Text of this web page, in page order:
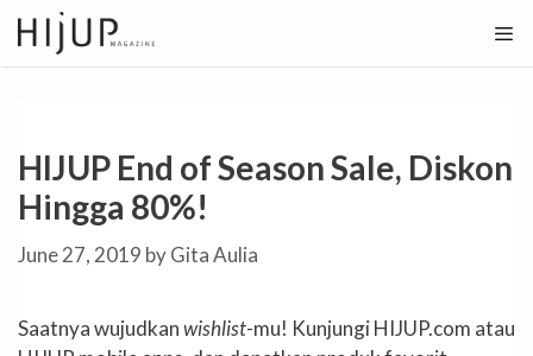
Skip
to
content
HIJUP End of Season Sale, Diskon
Hingga 80%!
June 27, 2019 byGita Aulia
Saatnya wujudkanwishlist-mu! Kunjungi HIJUP.com atau